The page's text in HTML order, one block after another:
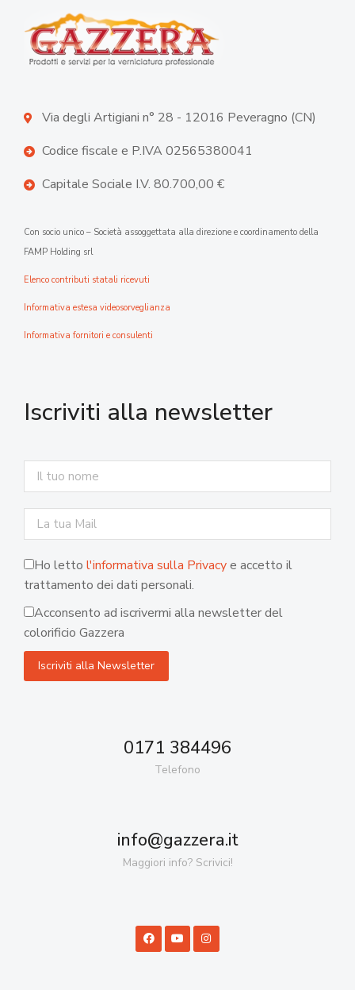
Via degli Artigiani n° 28 - 12016 Peveragno (CN)
Codice fiscale e P.IVA 02565380041
Capitale Sociale I.V. 80.700,00 €
Con socio unico – Società assoggettata alla direzione e coordinamento della
FAMP Holding srl
Elenco contributi statali ricevuti
Informativa estesa videosorveglianza
Informativa fornitori e consulenti
Iscriviti alla newsletter
Ho letto l'informativa sulla Privacye accetto il
trattamento dei dati personali.
Acconsento ad iscrivermi alla newsletter del
colorificio Gazzera
0171 384496
Telefono
info@gazzera.it
Maggiori info? Scrivici!